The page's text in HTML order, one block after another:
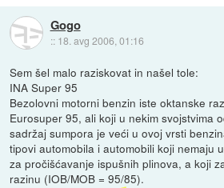
Gogo
:: 18. avg 2006, 01:16
Sem šel malo raziskovat in našel tole:
INA Super 95
Bezolovni motorni benzin iste oktanske
Eurosuper 95, ali koji u nekim svojstvima
sadržaj sumpora je veći u ovoj vrsti
tipovi automobila i automobili koji nemaju
za pročišćavanje ispušnih plinova, a koji
razinu (IOB/MOB = 95/85).